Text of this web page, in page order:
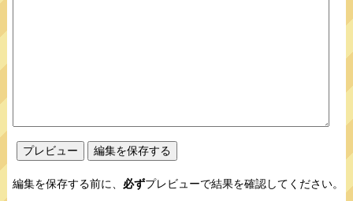
編集を保存する前に、 必ずプレビューで結果を確認してください。